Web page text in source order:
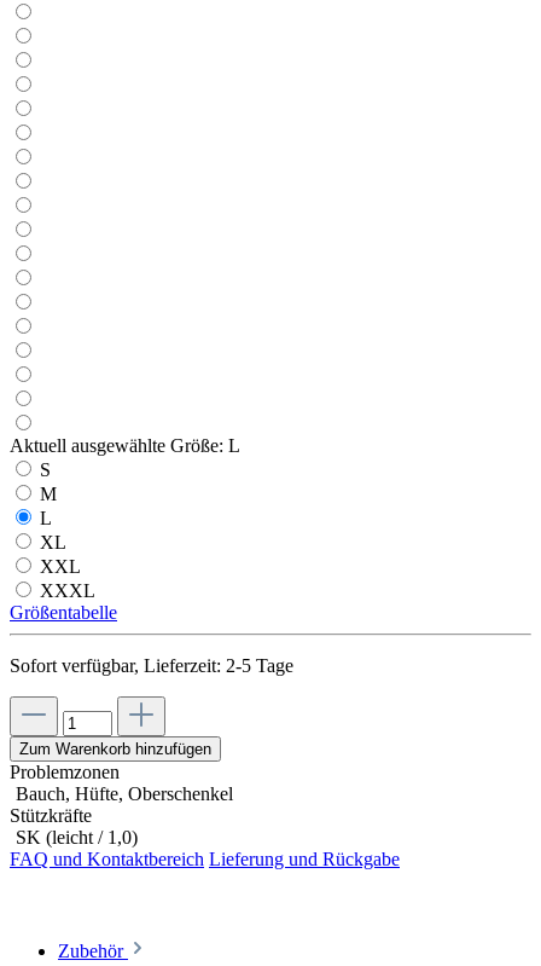
Aktuell ausgewählte Größe: L
S
M
L
XL
XXL
XXXL
Größentabelle
Sofort verfügbar, Lieferzeit: 2-5 Tage
Zum Warenkorb hinzufügen
Problemzonen
Bauch, Hüfte, Oberschenkel
Stützkräfte
SK (leicht / 1,0)
FAQ und Kontaktbereich Lieferung und Rückgabe
Zubehör